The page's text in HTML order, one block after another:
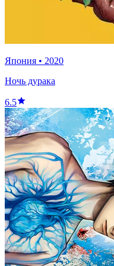
Япония • 2020
Ночь дурака
6.5